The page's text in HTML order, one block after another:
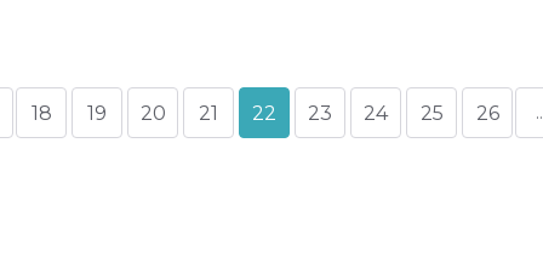
18 19 20 21 22 23 24 25 26